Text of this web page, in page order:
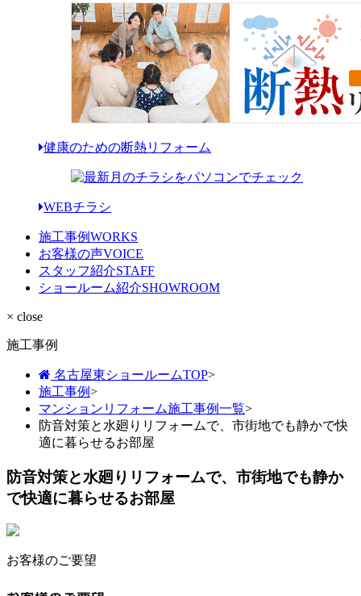
健康のための断熱リフォーム
WEBチラシ
施工事例WORKS
お客様の声VOICE
スタッフ紹介STAFF
ショールーム紹介SHOWROOM
× close
施工事例
名古屋東ショールームTOP>
施工事例>
マンションリフォーム施工事例一覧>
防音対策と水廻りリフォームで、市街地でも静かで快
適に暮らせるお部屋
防音対策と水廻りリフォームで、市街地でも静か
で快適に暮らせるお部屋
お客様のご要望